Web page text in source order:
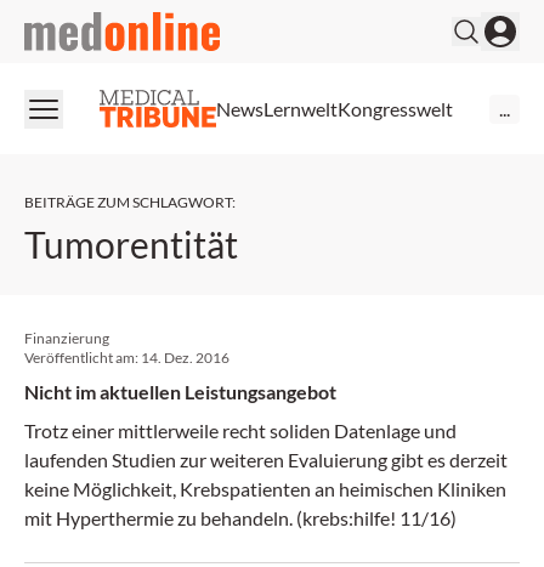
medonline
NewsLernweltKongresswelt
BEITRÄGE ZUM SCHLAGWORT:
Tumorentität
Finanzierung
Veröffentlicht am: 14. Dez. 2016
Nicht im aktuellen Leistungsangebot
Trotz einer mittlerweile recht soliden Datenlage und
laufenden Studien zur weiteren Evaluierung gibt es derzeit
keine Möglichkeit, Krebspatienten an heimischen Kliniken
mit Hyperthermie zu behandeln. (krebs:hilfe! 11/16)